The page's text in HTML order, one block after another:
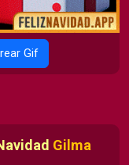
Gif
Gilma